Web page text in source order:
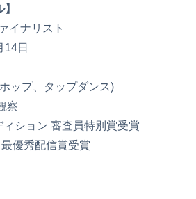
イナリスト
14日
ップ、タップダンス)
察
ション 審査員特別賞受賞
優秀配信賞受賞